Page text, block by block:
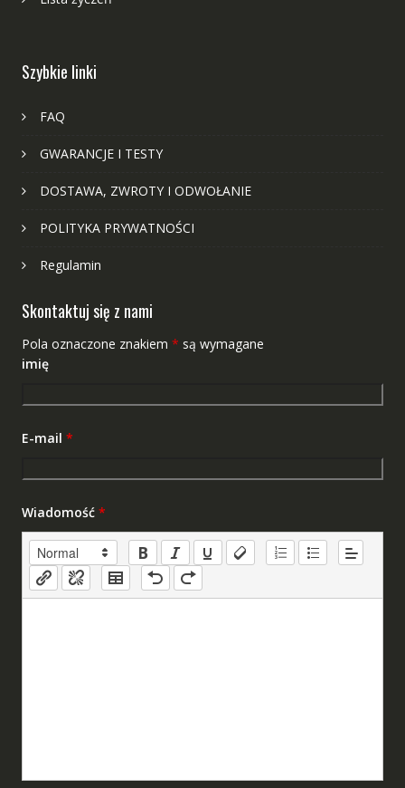
Szybkie linki
FAQ
GWARANCJE I TESTY
DOSTAWA, ZWROTY I ODWOŁANIE
POLITYKA PRYWATNOŚCI
Regulamin
Skontaktuj się z nami
Pola oznaczone znakiem * są wymagane
imię
E-mail *
Wiadomość *